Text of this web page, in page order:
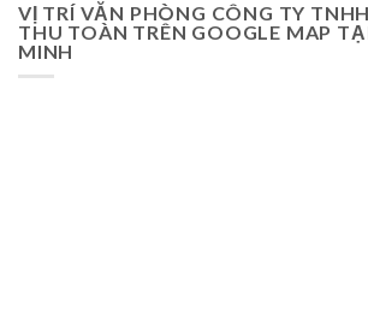
VỊ TRÍ VĂN PHÒNG CÔNG TY
THU TOÀN TRÊN GOOGLE MAP
MINH